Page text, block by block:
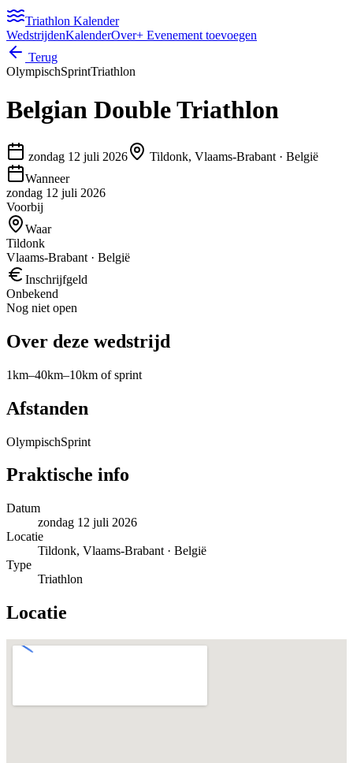
Triathlon Kalender
WedstrijdenKalenderOver+ Evenement toevoegen
Terug
OlympischSprintTriathlon
Belgian Double Triathlon
zondag 12 juli 2026 Tildonk, Vlaams-Brabant · België
Wanneer
zondag 12 juli 2026
Voorbij
Waar
Tildonk
Vlaams-Brabant · België
Inschrijfgeld
Onbekend
Nog niet open
Over deze wedstrijd
1km–40km–10km of sprint
Afstanden
OlympischSprint
Praktische info
Datum
zondag 12 juli 2026
Locatie
Tildonk, Vlaams-Brabant · België
Type
Triathlon
Locatie